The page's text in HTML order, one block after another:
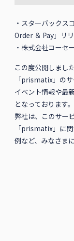
・スターバックス
Order ＆ Pay」リ
・株式会社コーセ
この度公開しまし
「prismatix」の
イベント情報や最
となっております。
弊社は、このサー
「prismatix」に
例など、みなさま